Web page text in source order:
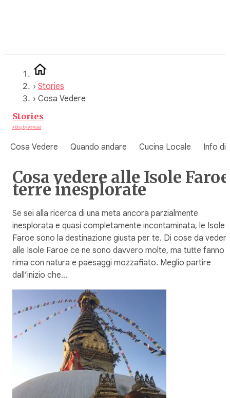
› Stories
› Cosa Vedere
Stories
A blog by WeRoad
Cosa Vedere Quando andare Cucina Locale Info di
Cosa vedere alle Isole
terre inesplorate
Se sei alla ricerca di una meta ancora parzialmente
inesplorata e quasi completamente incontaminata, le Isole
Faroe sono la destinazione giusta per te. Di cose da
alle Isole Faroe ce ne sono davvero molte, ma tutte fanno
rima con natura e paesaggi mozzafiato. Meglio partire
dall’inizio che…